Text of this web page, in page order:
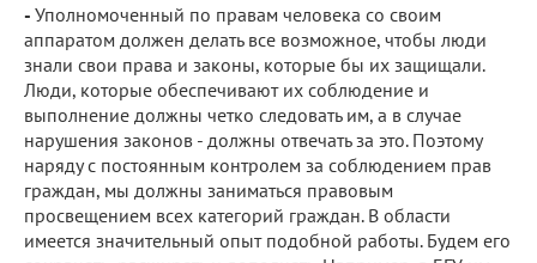
- Уполномоченный по правам человека со своим
аппаратом должен делать все возможное, чтобы люди
знали свои права и законы, которые бы их защищали.
Люди, которые обеспечивают их соблюдение и
выполнение должны четко следовать им, а в случае
нарушения законов - должны отвечать за это. Поэтому
наряду с постоянным контролем за соблюдением прав
граждан, мы должны заниматься правовым
просвещением всех категорий граждан. В области
имеется значительный опыт подобной работы. Будем его